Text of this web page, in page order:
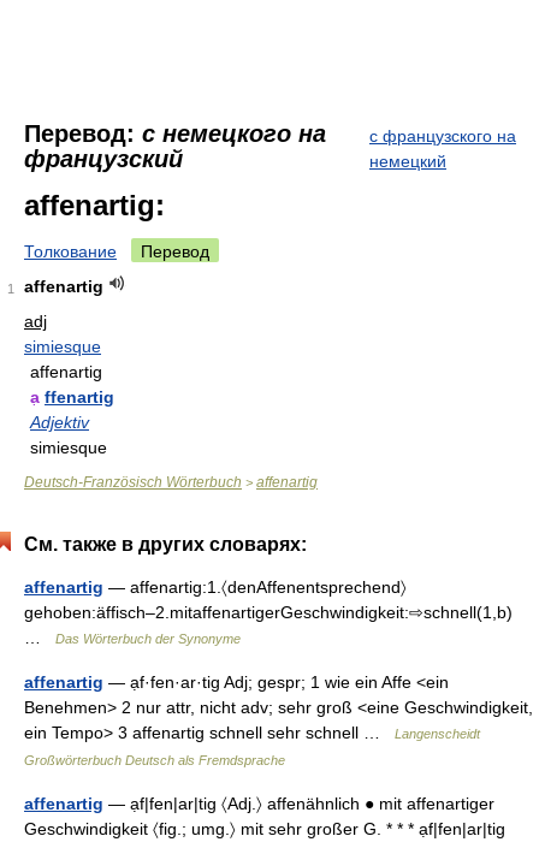
Перевод: с немецкого на
французский
с французского на
немецкий
affenartig:
Толкование Перевод
1
affenartig
adj
simiesque
affenartig
a ffenartig
Adjektiv
simiesque
Deutsch-Französisch Wörterbuch > affenartig
См. также в других словарях:
affenartig — affenartig:1.〈denAffenentsprechend〉
gehoben:äffisch–2.mitaffenartigerGeschwindigkeit:⇨schnell(1,b)
Das Wörterbuch der Synonyme
affenartig — ạf·fen·ar·tig Adj; gespr; 1 wie ein Affe <ein
Benehmen> 2 nur attr, nicht adv; sehr groß <eine Geschwindigkeit,
ein Tempo> 3 affenartig schnell sehr schnell …
Langenscheidt
Großwörterbuch Deutsch als Fremdsprache
affenartig — ạf|fen|ar|tig 〈Adj.〉 affenähnlich ● mit affenartiger
Geschwindigkeit 〈fig.; umg.〉 mit sehr großer G. * * * ạf|fen|ar|tig